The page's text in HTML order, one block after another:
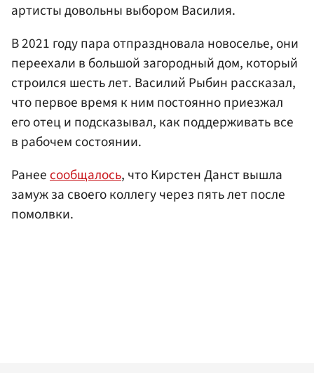
артисты довольны выбором Василия.
В 2021 году пара отпраздновала новоселье, они
переехали в большой загородный дом, который
строился шесть лет. Василий Рыбин рассказал,
что первое время к ним постоянно приезжал
его отец и подсказывал, как поддерживать все
в рабочем состоянии.
Ранеесообщалось, что Кирстен Данст вышла
замуж за своего коллегу через пять лет после
помолвки.